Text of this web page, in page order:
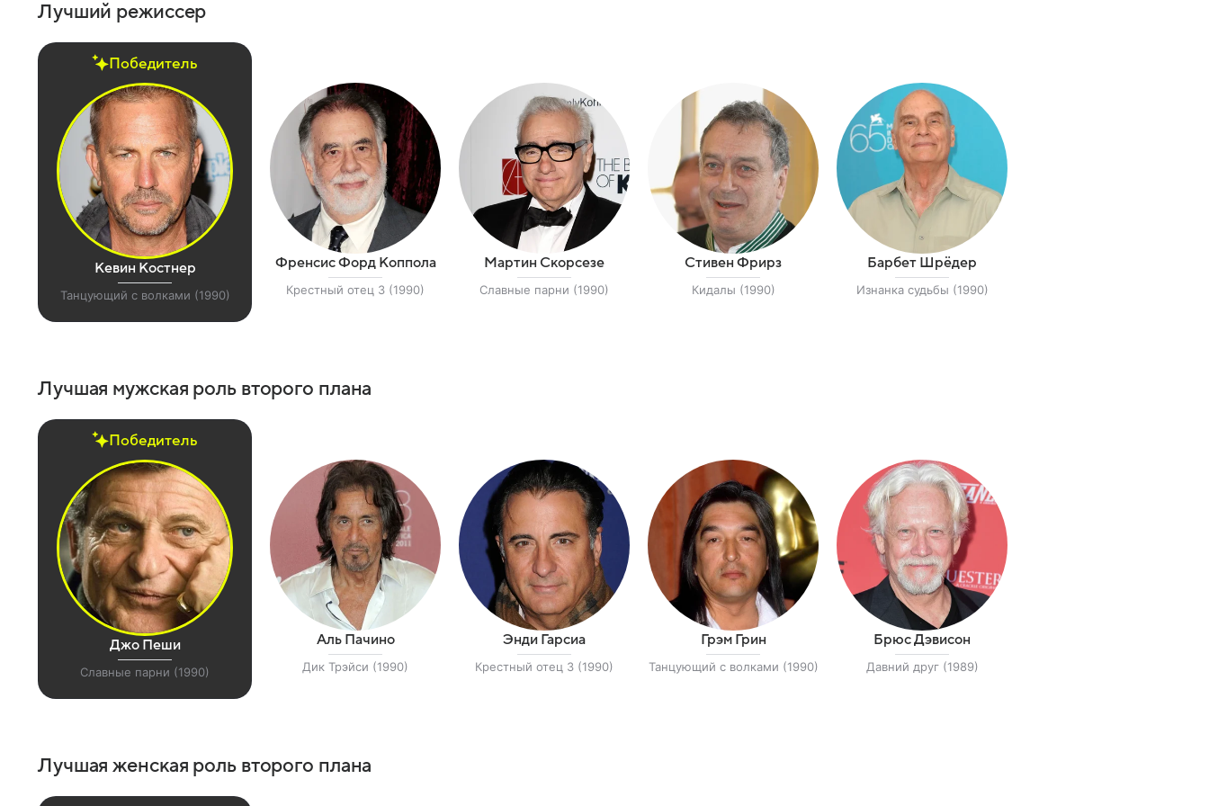
Лучший режиссер
Победитель
Кевин Костнер
Танцующий с волками (1990)
Френсис Форд Коппола
Крестный отец 3 (1990)
Мартин Скорсезе
Славные парни (1990)
Стивен Фрирз
Кидалы (1990)
Барбет Шрёдер
Изнанка судьбы (1990)
Лучшая мужская роль второго плана
Победитель
Джо Пеши
Славные парни (1990)
Аль Пачино
Дик Трэйси (1990)
Энди Гарсиа
Крестный отец 3 (1990)
Грэм Грин
Танцующий с волками (1990)
Брюс Дэвисон
Давний друг (1989)
Лучшая женская роль второго плана